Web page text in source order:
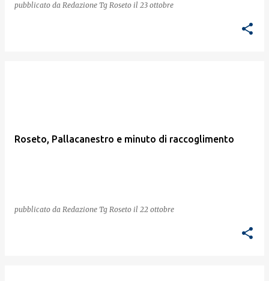
pubblicato da Redazione Tg Roseto il 23 ottobre
Roseto, Pallacanestro e minuto di raccoglimento
pubblicato da Redazione Tg Roseto il 22 ottobre